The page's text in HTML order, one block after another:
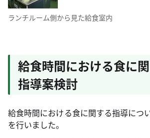
ランチルーム側から見た給食室内
給食時間における食に
指導案検討
給食時間における食に関する指導につ
を行いました。